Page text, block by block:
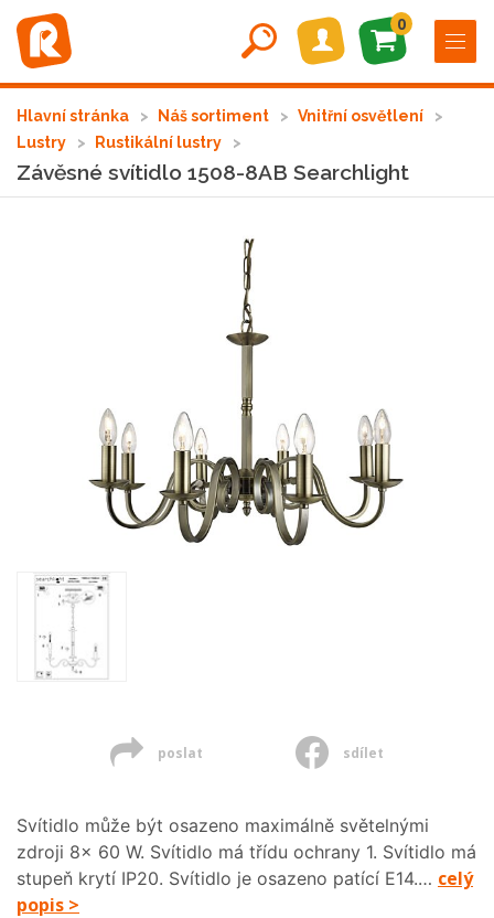
0
Hlavní stránka Náš sortiment
Vnitřní osvětlení
Lustry
Rustikální lustry
Závěsné svítidlo 1508-8AB Searchlight
poslat sdílet
Svítidlo může být osazeno maximálně světelnými
zdroji 8x 60 W. Svítidlo má třídu ochrany 1. Svítidlo má
stupeň krytí IP20. Svítidlo je osazeno patící E14.… celý
popis >